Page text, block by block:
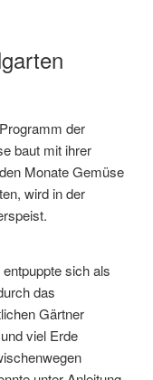
der
baut mit ihrer
Monate Gemüse
wird in der
sich als
das
Gärtner
viel Erde